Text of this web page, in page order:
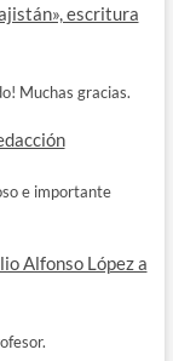
escritura
Muchas gracias.
e importante
Alfonso López a